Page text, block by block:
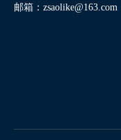
邮箱： zsaolike@163.com